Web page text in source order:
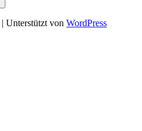
| Unterstützt von WordPress